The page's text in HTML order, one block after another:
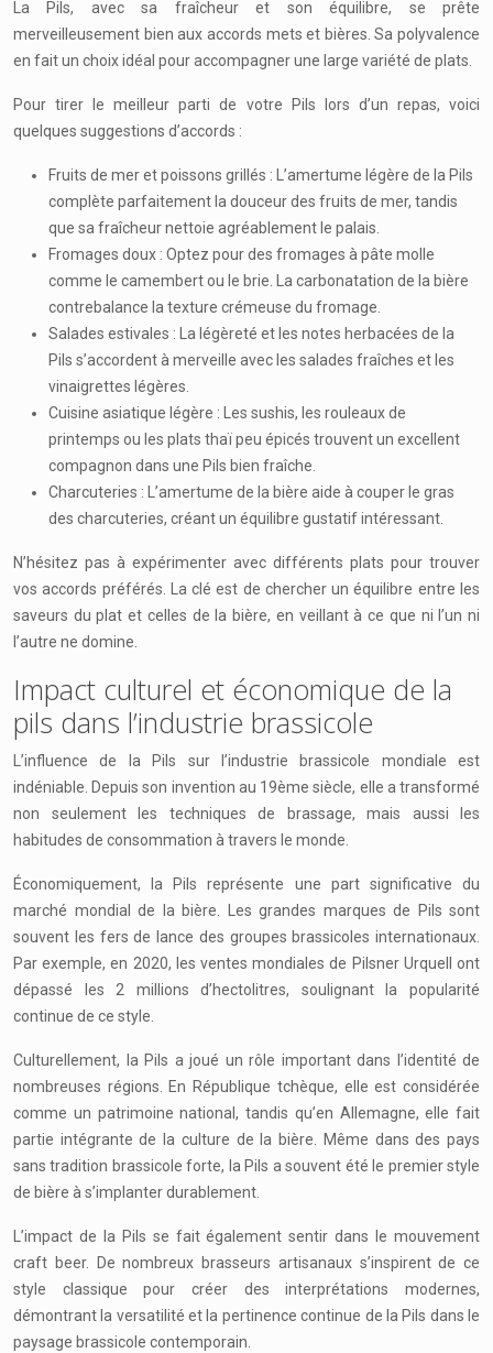
La Pils, avec sa fraîcheur et son équilibre, se prête
merveilleusement bien aux accords mets et bières. Sa polyvalence
en fait un choix idéal pour accompagner une large variété de plats.
Pour tirer le meilleur parti de votre Pils lors d’un repas, voici
quelques suggestions d’accords :
Fruits de mer et poissons grillés : L’amertume légère de la Pils
complète parfaitement la douceur des fruits de mer, tandis
que sa fraîcheur nettoie agréablement le palais.
Fromages doux : Optez pour des fromages à pâte molle
comme le camembert ou le brie. La carbonatation de la bière
contrebalance la texture crémeuse du fromage.
Salades estivales : La légèreté et les notes herbacées de la
Pils s’accordent à merveille avec les salades fraîches et les
vinaigrettes légères.
Cuisine asiatique légère : Les sushis, les rouleaux de
printemps ou les plats thaï peu épicés trouvent un excellent
compagnon dans une Pils bien fraîche.
Charcuteries : L’amertume de la bière aide à couper le gras
des charcuteries, créant un équilibre gustatif intéressant.
N’hésitez pas à expérimenter avec différents plats pour trouver
vos accords préférés. La clé est de chercher un équilibre entre les
saveurs du plat et celles de la bière, en veillant à ce que ni l’un ni
l’autre ne domine.
Impact culturel et économique de la
pils dans l’industrie brassicole
L’influence de la Pils sur l’industrie brassicole mondiale est
indéniable. Depuis son invention au 19ème siècle, elle a transformé
non seulement les techniques de brassage, mais aussi les
habitudes de consommation à travers le monde.
Économiquement, la Pils représente une part significative du
marché mondial de la bière. Les grandes marques de Pils sont
souvent les fers de lance des groupes brassicoles internationaux.
Par exemple, en 2020, les ventes mondiales de Pilsner Urquell ont
dépassé les 2 millions d’hectolitres, soulignant la popularité
continue de ce style.
Culturellement, la Pils a joué un rôle important dans l’identité de
nombreuses régions. En République tchèque, elle est considérée
comme un patrimoine national, tandis qu’en Allemagne, elle fait
partie intégrante de la culture de la bière. Même dans des pays
sans tradition brassicole forte, la Pils a souvent été le premier style
de bière à s’implanter durablement.
L’impact de la Pils se fait également sentir dans le mouvement
craft beer. De nombreux brasseurs artisanaux s’inspirent de ce
style classique pour créer des interprétations modernes,
démontrant la versatilité et la pertinence continue de la Pils dans le
paysage brassicole contemporain.